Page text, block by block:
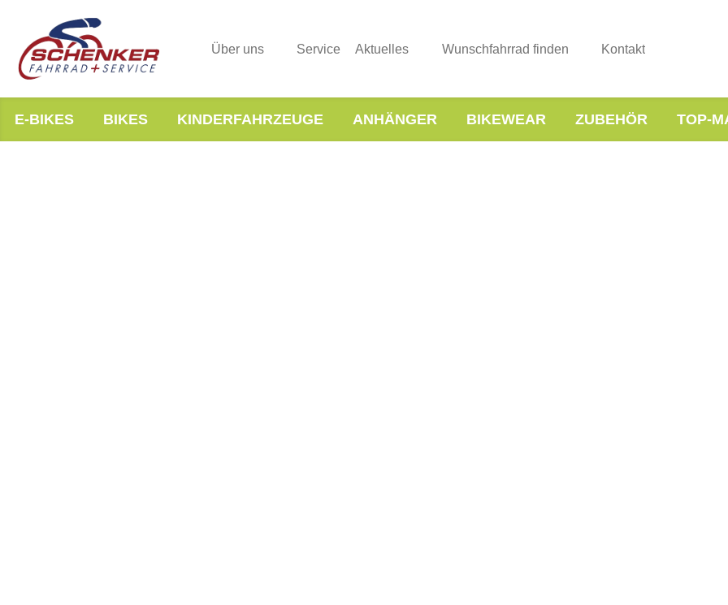
Über uns Service Aktuelles Wunschfahrrad finden Kontakt
E-BIKES BIKES KINDERFAHRZEUGE ANHÄNGER BIKEWEAR ZUBEHÖR TOP-